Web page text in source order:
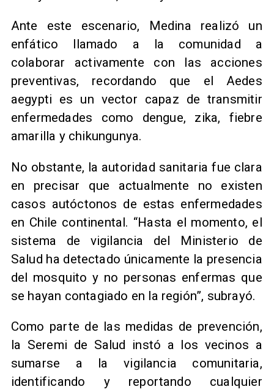
Ante este escenario, Medina realizó un
enfático llamado a la comunidad a
colaborar activamente con las acciones
preventivas, recordando que el Aedes
aegypti es un vector capaz de transmitir
enfermedades como dengue, zika, fiebre
amarilla y chikungunya.
No obstante, la autoridad sanitaria fue clara
en precisar que actualmente no existen
casos autóctonos de estas enfermedades
en Chile continental. “Hasta el momento, el
sistema de vigilancia del Ministerio de
Salud ha detectado únicamente la presencia
del mosquito y no personas enfermas que
se hayan contagiado en la región”, subrayó.
Como parte de las medidas de prevención,
la Seremi de Salud instó a los vecinos a
sumarse a la vigilancia comunitaria,
identificando y reportando cualquier